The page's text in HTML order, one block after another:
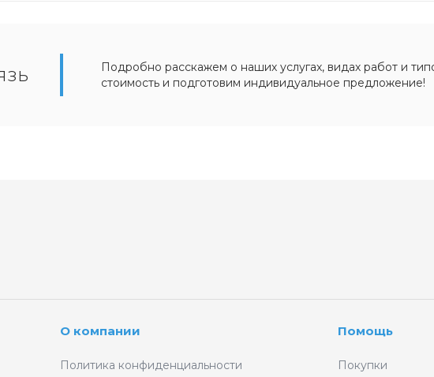
Подробно расскажем о наших услугах, видах работ и
стоимость и подготовим индивидуальное предложение!
О компании
Политика конфиденциальности
Помощь
Покупки